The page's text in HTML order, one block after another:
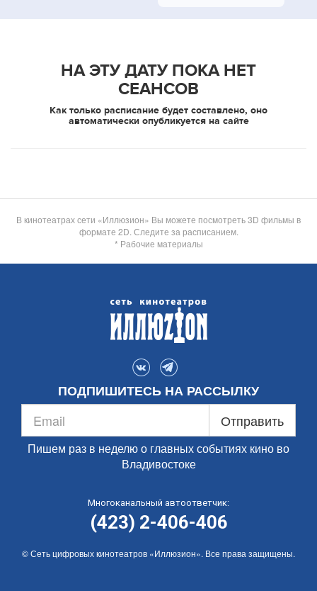
НА ЭТУ ДАТУ ПОКА НЕТ
СЕАНСОВ
Как только расписание будет составлено, оно
автоматически опубликуется на сайте
В кинотеатрах сети «Иллюзион» Вы можете посмотреть 3D фильмы в
формате 2D. Следите за расписанием.
* Рабочие материалы
ПОДПИШИТЕСЬ НА РАССЫЛКУ
Отправить
Пишем раз в неделю о главных событиях кино во
Владивостоке
Многоканальный автоответчик:
(423) 2-406-406
© Сеть цифровых кинотеатров «Иллюзион». Все права защищены.